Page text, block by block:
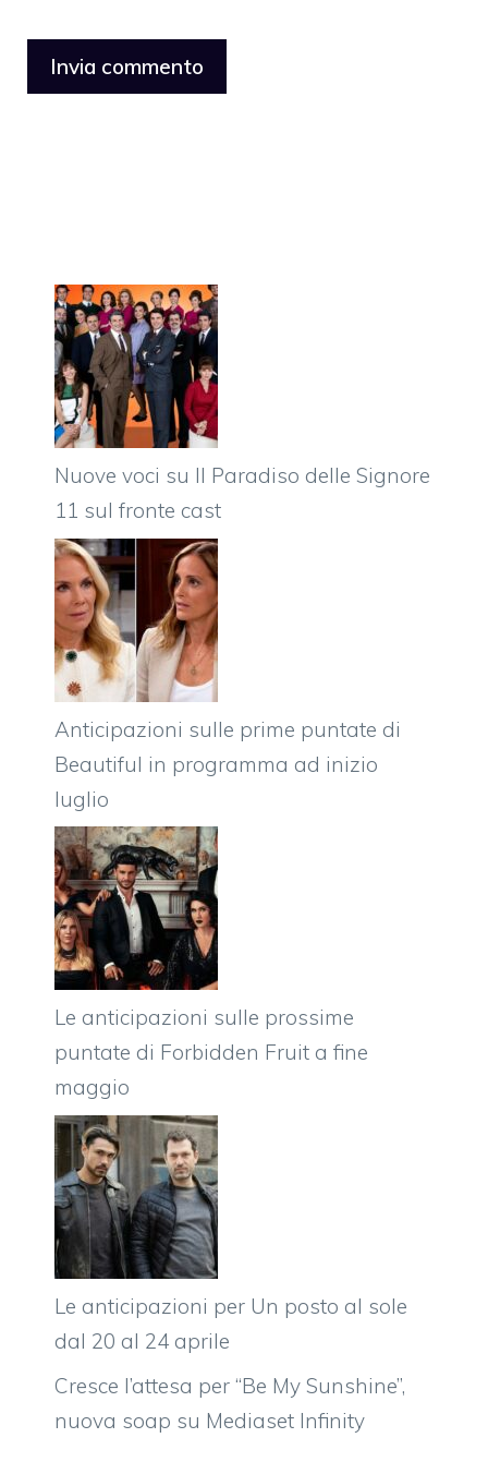
Nuove voci su Il Paradiso delle Signore
11 sul fronte cast
Anticipazioni sulle prime puntate di
Beautiful in programma ad inizio
luglio
Le anticipazioni sulle prossime
puntate di Forbidden Fruit a fine
maggio
Le anticipazioni per Un posto al sole
dal 20 al 24 aprile
Cresce l’attesa per “Be My Sunshine”,
nuova soap su Mediaset Infinity